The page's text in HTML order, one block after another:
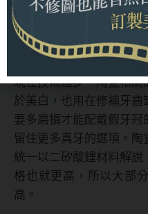
牙斷裂修補價格怎麼算
陶瓷嵌體與假牙
現在技術進步，陶瓷相
於美白，也用在修補牙
要多磨損才能配戴假牙
留住更多真牙的選項。
統一以二矽酸鋰材料解
格也就更高，所以大部
高。